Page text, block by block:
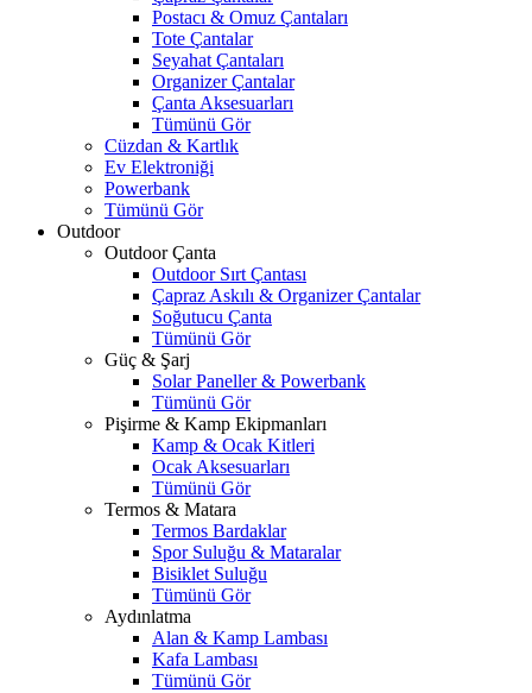
Postacı & Omuz Çantaları
Tote Çantalar
Seyahat Çantaları
Organizer Çantalar
Çanta Aksesuarları
Tümünü Gör
Cüzdan & Kartlık
Ev Elektroniği
Powerbank
Tümünü Gör
Outdoor
Outdoor Çanta
Outdoor Sırt Çantası
Çapraz Askılı & Organizer Çantalar
Soğutucu Çanta
Tümünü Gör
Güç & Şarj
Solar Paneller & Powerbank
Tümünü Gör
Pişirme & Kamp Ekipmanları
Kamp & Ocak Kitleri
Ocak Aksesuarları
Tümünü Gör
Termos & Matara
Termos Bardaklar
Spor Suluğu & Mataralar
Bisiklet Suluğu
Tümünü Gör
Aydınlatma
Alan & Kamp Lambası
Kafa Lambası
Tümünü Gör